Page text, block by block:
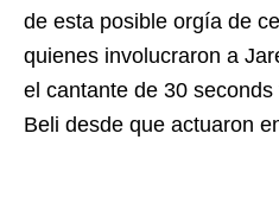
de esta posible orgía de
quienes involucraron a
el cantante de 30
Beli desde que actuaron